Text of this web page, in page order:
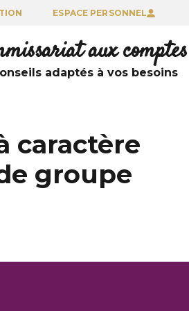
ESPACE PERSONNEL
aux comptes
adaptés à vos besoins
caractère
groupe